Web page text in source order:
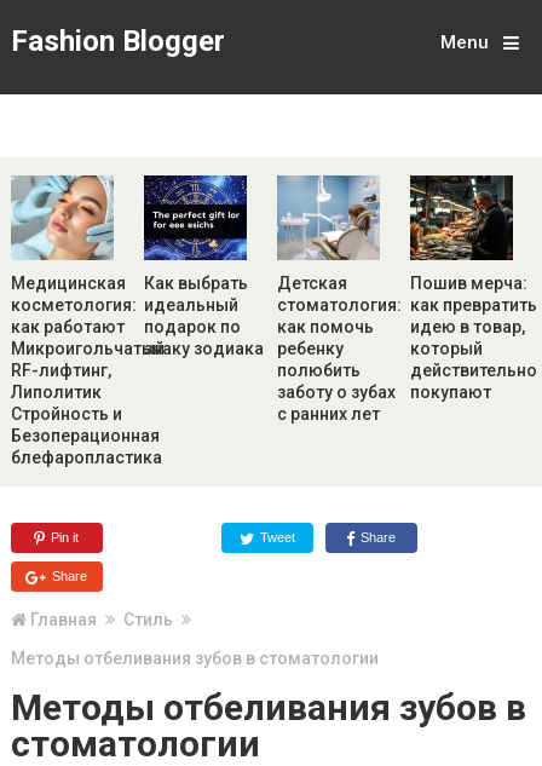
Fashion Blogger Menu
Медицинская
косметология:
как работают
Микроигольчатый
RF-лифтинг,
Липолитик
Стройность и
Безоперационная
блефаропластика
Как выбрать
идеальный
подарок по
знаку зодиака
Детская
стоматология:
как помочь
ребенку
полюбить
заботу о зубах
с ранних лет
Пошив мерча:
как превратить
идею в товар,
который
действительно
покупают
Pin it Tweet Share
Share
Главная
Стиль
Методы отбеливания зубов в стоматологии
Методы отбеливания зубов в
стоматологии